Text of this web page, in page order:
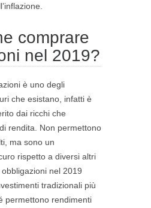
comprare
nel 2019?
è uno degli
che esistano, infatti è
dai ricchi che
rendita. Non permettono
ma sono un
rispetto a diversi altri
nel 2019
tradizionali più
permettono rendimenti